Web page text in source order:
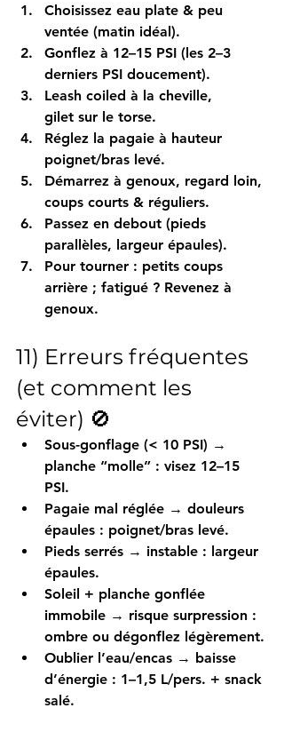
Choisissez eau plate & peu
ventée (matin idéal).
Gonflez à 12–15 PSI (les 2–3
derniers PSI doucement).
Leash coiled à la cheville,
gilet sur le torse.
Réglez la pagaie à hauteur
poignet/bras levé.
Démarrez à genoux, regard loin,
coups courts & réguliers.
Passez en debout (pieds
parallèles, largeur épaules).
Pour tourner : petits coups
arrière ; fatigué ? Revenez à
genoux.
11) Erreurs fréquentes
(et comment les
éviter) 🚫
Sous-gonflage (< 10 PSI) →
planche “molle” : visez 12–15
PSI.
Pagaie mal réglée → douleurs
épaules : poignet/bras levé.
Pieds serrés → instable : largeur
épaules.
Soleil + planche gonflée
immobile → risque surpression :
ombre ou dégonflez légèrement.
Oublier l’eau/encas → baisse
d’énergie : 1–1,5 L/pers. + snack
salé.